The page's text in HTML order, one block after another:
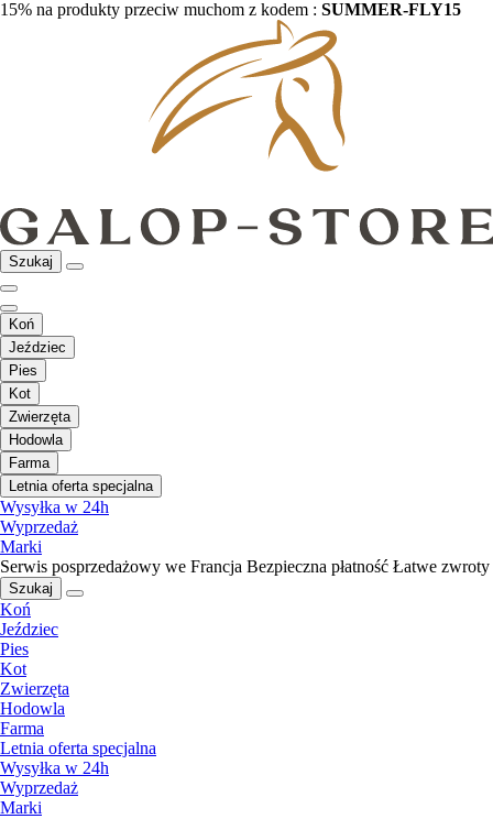
15% na produkty przeciw muchom z kodem : SUMMER-FLY15
Szukaj
Koń
Jeździec
Pies
Kot
Zwierzęta
Hodowla
Farma
Letnia oferta specjalna
Wysyłka w 24h
Wyprzedaż
Marki
Serwis posprzedażowy we Francja Bezpieczna płatność Łatwe zwroty
Szukaj
Koń
Jeździec
Pies
Kot
Zwierzęta
Hodowla
Farma
Letnia oferta specjalna
Wysyłka w 24h
Wyprzedaż
Marki